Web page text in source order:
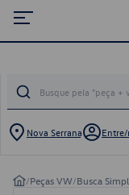
Nova Serrana
/Peças VW/Busca